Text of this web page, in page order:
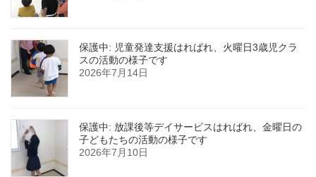
保護中: 児童発達支援はればれ、火曜日3歳児クラ
スの活動の様子です
2026年7月14日
保護中: 放課後等デイサービスはればれ、金曜日の
子どもたちの活動の様子です
2026年7月10日